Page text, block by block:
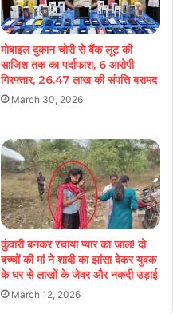
मोबाइल दुकान चोरी से बैंक लूट की
साजिश तक का पर्दाफाश, 6 आरोपी
गिरफ्तार, 26.47 लाख की संपत्ति बरामद
March 30, 2026
कुंवारी बनकर रचाया प्यार का जाल! दो
बच्चों की मां ने शादी का झांसा देकर युवक
के घर से लाखों के जेवर और नकदी उड़ाई
March 12, 2026